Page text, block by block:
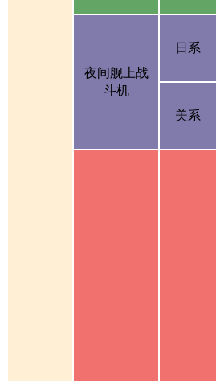
夜间舰上战
斗机
日系
美系